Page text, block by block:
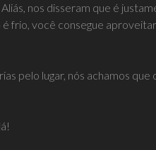
nos disseram que é
frio, você consegue
pelo lugar, nós achamos